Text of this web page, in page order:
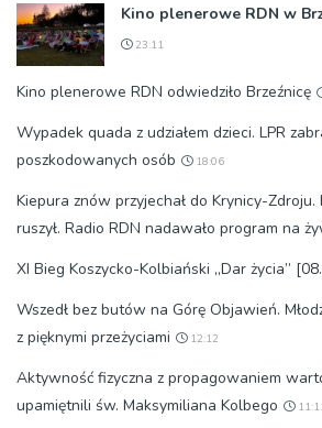
Kino plenerowe RDN w
23:11
Kino plenerowe RDN odwiedziło Brzeźnicę
Wypadek quada z udziałem dzieci. LPR
poszkodowanych osób
18:06
Kiepura znów przyjechał do Krynicy-
ruszył. Radio RDN nadawało program na
XI Bieg Koszycko-Kolbiański „Dar życia”
Wszedł bez butów na Górę Objawień.
z pięknymi przeżyciami
12:12
Aktywność fizyczna z propagowaniem
upamiętnili św. Maksymiliana Kolbego